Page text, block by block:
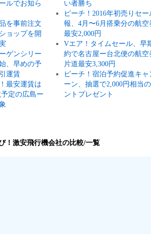
ルでお知ら
を事前注文
ョップを開
ゲンシリー
、早めの予
運賃
最安運賃は
定の広島ー
い者勝ち
ピーチ！2016年初売りセー
報、4月〜6月搭乗分の航空
最安2,000円
Vエア！タイムセール、早
約で名古屋ー台北便の航空
片道最安3,300円
ピーチ！宿泊予約促進キャ
ーン、抽選で2,000円相当
ントプレゼント
！激安飛行機会社の比較/一覧